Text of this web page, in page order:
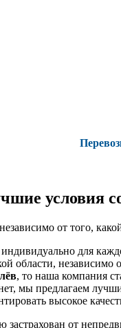
условия
от того,
для
области, независимо
, то наша компания
мы предлагаем
высокое
застрахован от